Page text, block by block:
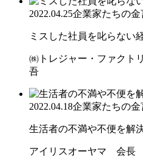
2022.04.25企業家たちの金
ミスした社員を叱らない
㈱トレジャー・ファク
吾
2022.04.18企業家たちの金
生活者の不満や不便を解
アイリスオーヤマ 会長